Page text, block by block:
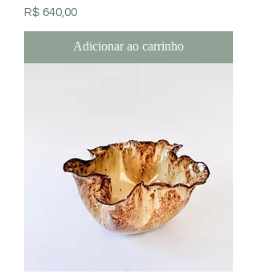
Preço
R$ 640,00
Adicionar ao carrinho